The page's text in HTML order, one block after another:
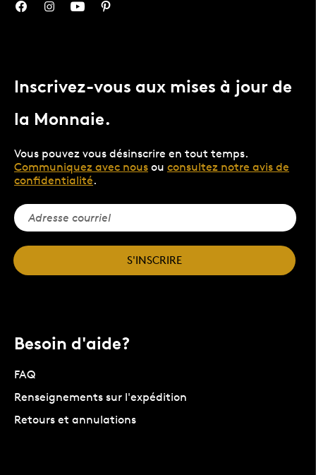
Inscrivez-vous aux mises à jour de
la Monnaie.
Vous pouvez vous désinscrire en tout temps.
Communiquez avec nous ou consultez notre avis de
confidentialité.
S'INSCRIRE
Besoin d'aide?
FAQ
Renseignements sur l'expédition
Retours et annulations